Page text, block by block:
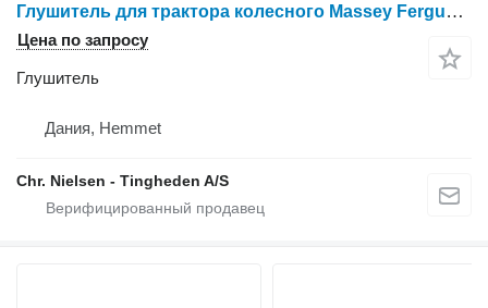
Глушитель для трактора колесного Massey Ferguson 40
Цена по запросу
Глушитель
Дания, Hemmet
Chr. Nielsen - Tingheden A/S